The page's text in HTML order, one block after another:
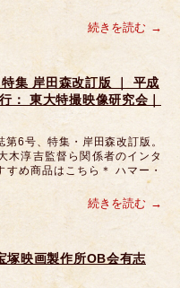
続きを読む
集 岸田森改訂版 ｜ 平成
： 東大特撮映像研究会｜
6号、特集・岸田森改訂版。
木淳吉監督ら関係者のインタ
め商品はこちら＊ ハマー・
続きを読む
塚映画製作所OB会有志